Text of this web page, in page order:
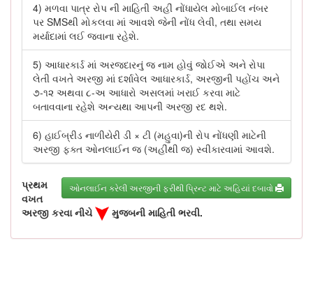
4) મળવા પાત્ર રોપ ની માહિતી અહીં નોંધાયેલ મોબાઈલ નંબર
પર SMSથી મોકલવા માં આવશે જેની નોંધ લેવી, તથા સમય
મર્યાદામાં લઈ જવાના રહેશે.
5) આધારકાર્ડ માં અરજદારનું જ નામ હોવું જોઈએ અને રોપા
લેતી વખતે અરજી માં દર્શાવેલ આધારકાર્ડ, અરજીની પહોંચ અને
૭-૧૨ અથવા ૮-અ આધારો અસલમાં ખરાઈ કરવા માટે
બતાવવાના રહેશે અન્યથા આપની અરજી રદ થશે.
6) હાઈબ્રીડ નાળીયેરી ડી × ટી (મહુવા)ની રોપ નોંધણી માટેની
અરજી ફક્ત ઓનલાઈન જ (અહીંથી જ) સ્વીકારવામાં આવશે.
ઓનલાઈન કરેલી અરજીની ફરીથી પ્રિન્ટ માટે અહિયાં દબાવો
પ્રથમ
વખત
અરજી કરવા નીચે
મુજબની માહિતી ભરવી.